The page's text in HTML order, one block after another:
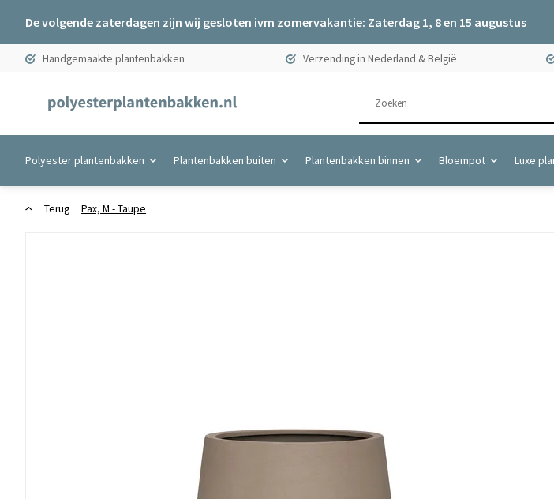
De volgende zaterdagen zijn wij gesloten ivm zomervakantie: Zaterdag 1, 8 en 15 augustus
Handgemaakte plantenbakken Verzending in Nederland & België
Polyester plantenbakken Plantenbakken buiten Plantenbakken binnen Bloempot Luxe
Terug Pax, M - Taupe